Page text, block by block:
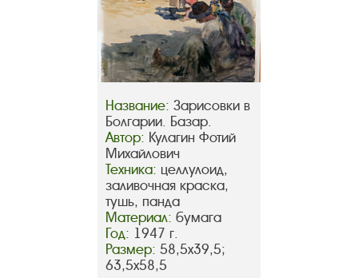
Название: Зарисовки в
Болгарии. Базар.
Автор: Кулагин Фотий
Михайлович
Техника: целлулоид,
заливочная краска,
тушь, панда
Материал: бумага
Год: 1947 г.
Размер: 58,5х39,5;
63,5х58,5